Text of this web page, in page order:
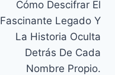
Cómo Descifrar El
Fascinante Legado Y
La Historia Oculta
Detrás De Cada
Nombre Propio.